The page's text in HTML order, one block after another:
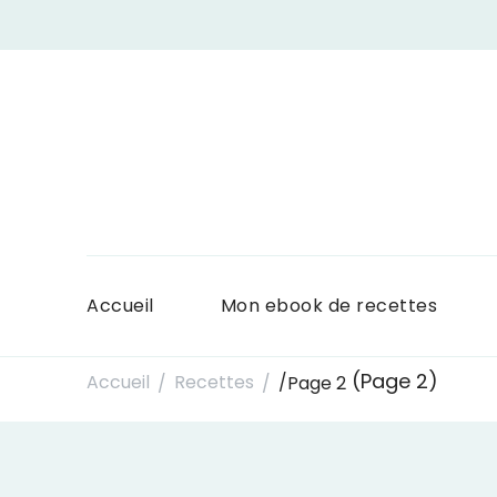
Accueil Mon ebook de recettes
Accueil / Recettes / /Page 2 (Page 2)